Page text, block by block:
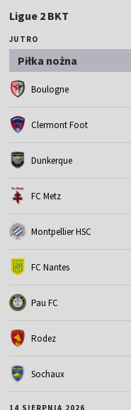
Ligue 2 BKT
JUTRO
Piłka nożna
Boulogne
Clermont Foot
Dunkerque
FC Metz
Montpellier HSC
FC Nantes
Pau FC
Rodez
Sochaux
14 SIERPNIA 2026